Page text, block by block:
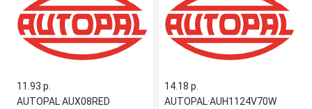
11.93 p.
AUTOPAL·AUX08RED
14.18 p.
AUTOPAL·AUH1124V70W